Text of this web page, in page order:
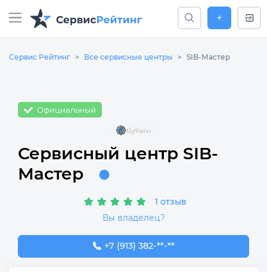
+
Сервис Рейтинг Все сервисные центры SIB-Мастер
Официальный
Сервисный центр SIB-
Мастер
1 отзыв
Вы владелец?
+7 (913) 382-09-50
+7 (913) 382-**-**